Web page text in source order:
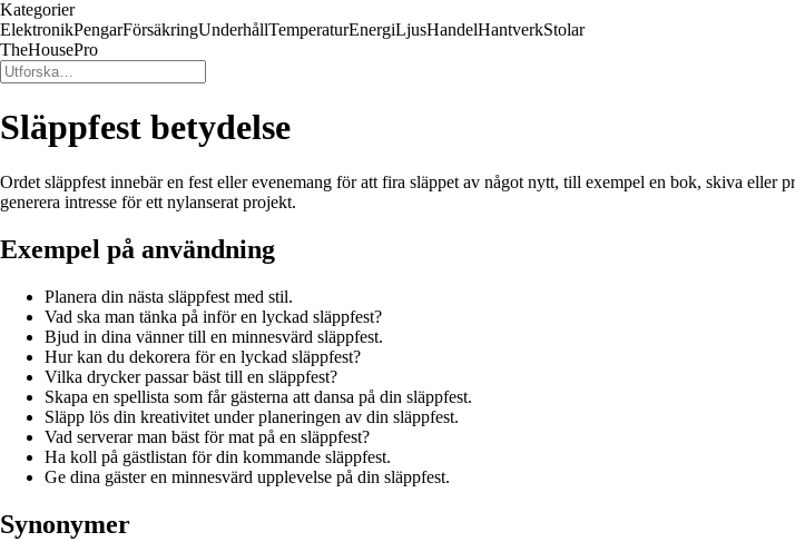
Kategorier
ElektronikPengarFörsäkringUnderhållTemperaturEnergiLjusHandelHantverkStolar
TheHousePro
Släppfest betydelse
Ordet släppfest innebär en fest eller evenemang för att fira släppet av något nytt, till exempel en bok, skiva
generera intresse för ett nylanserat projekt.
Exempel på användning
Planera din nästa släppfest med stil.
Vad ska man tänka på inför en lyckad släppfest?
Bjud in dina vänner till en minnesvärd släppfest.
Hur kan du dekorera för en lyckad släppfest?
Vilka drycker passar bäst till en släppfest?
Skapa en spellista som får gästerna att dansa på din släppfest.
Släpp lös din kreativitet under planeringen av din släppfest.
Vad serverar man bäst för mat på en släppfest?
Ha koll på gästlistan för din kommande släppfest.
Ge dina gäster en minnesvärd upplevelse på din släppfest.
Synonymer